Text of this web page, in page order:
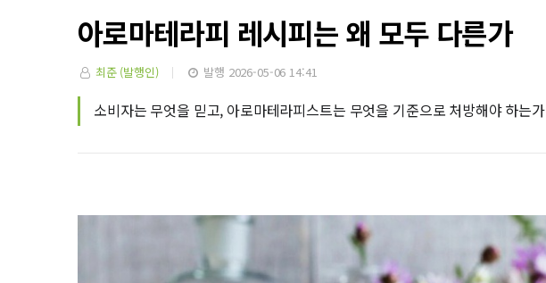
아로마테라피 레시피는 왜 모두 다른가
최준 (발행인) 발행 2026-05-06 14:41
소비자는 무엇을 믿고, 아로마테라피스트는 무엇을 기준으로 처방해야 하는가